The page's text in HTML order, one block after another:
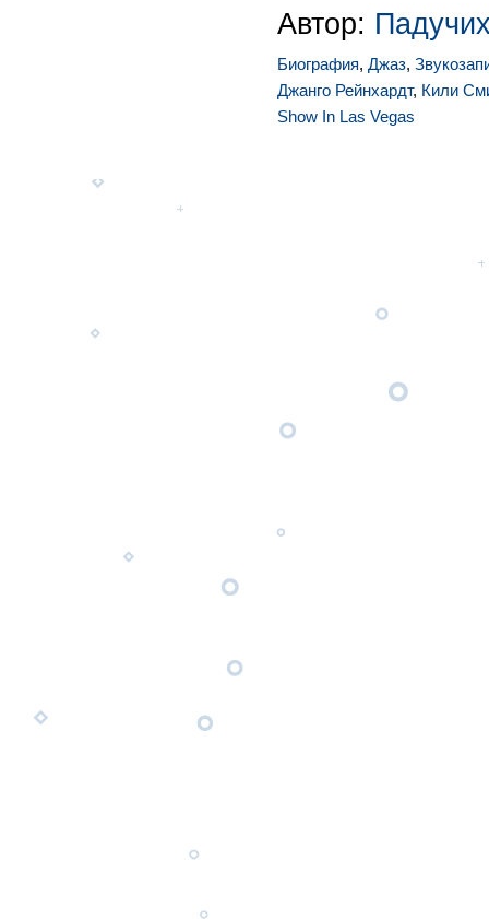
Автор:
Биография, Джаз,
Джанго Рейнхардт, Кили
Show In Las Vegas